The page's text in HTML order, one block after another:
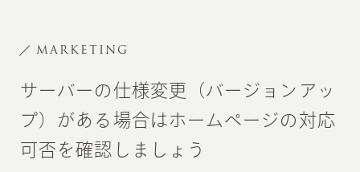
MARKETING
サーバーの仕様変更（バージョンアッ
プ）がある場合はホームページの対応
可否を確認しましょう